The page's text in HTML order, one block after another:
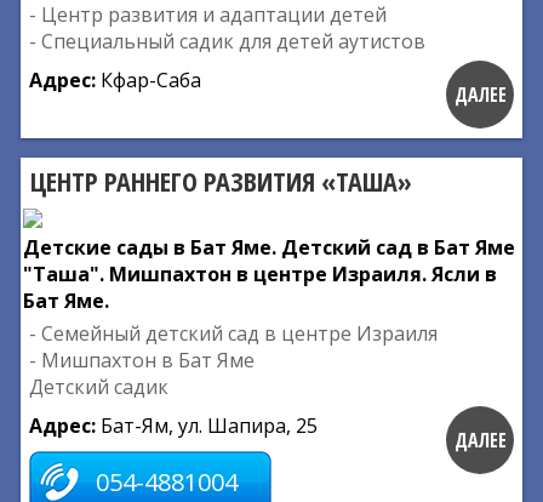
- Центр развития и адаптации детей
- Специальный садик для детей аутистов
Адрес: Кфар-Саба
ДАЛЕЕ
ЦЕНТР РАННЕГО РАЗВИТИЯ «ТАША»
Детские сады в Бат Яме. Детский сад в Бат Яме
"Таша". Мишпахтон в центре Израиля. Ясли в
Бат Яме.
- Семейный детский сад в центре Израиля
- Мишпахтон в Бат Яме
Детский садик
Адрес: Бат-Ям, ул. Шапира, 25
054-4881004
ДАЛЕЕ